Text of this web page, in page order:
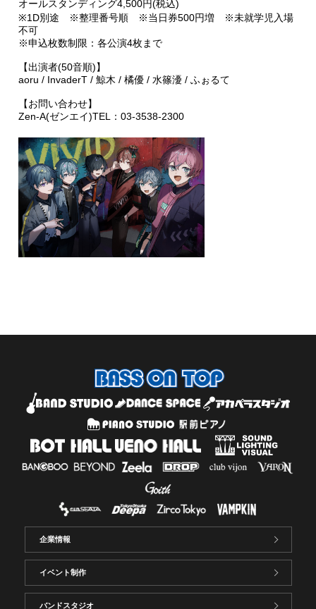
オールスタンディング4,500円(税込)
※1D別途 ※整理番号順 ※当日券500円増 ※未就学児入場
不可
※申込枚数制限：各公演4枚まで
【出演者(50音順)】
aoru / InvaderT / 鯨木 / 橘優 / 水篠瀀 / ふぉるて
【お問い合わせ】
Zen-A(ゼンエイ)TEL：03-3538-2300
企業情報
イベント制作
バンドスタジオ